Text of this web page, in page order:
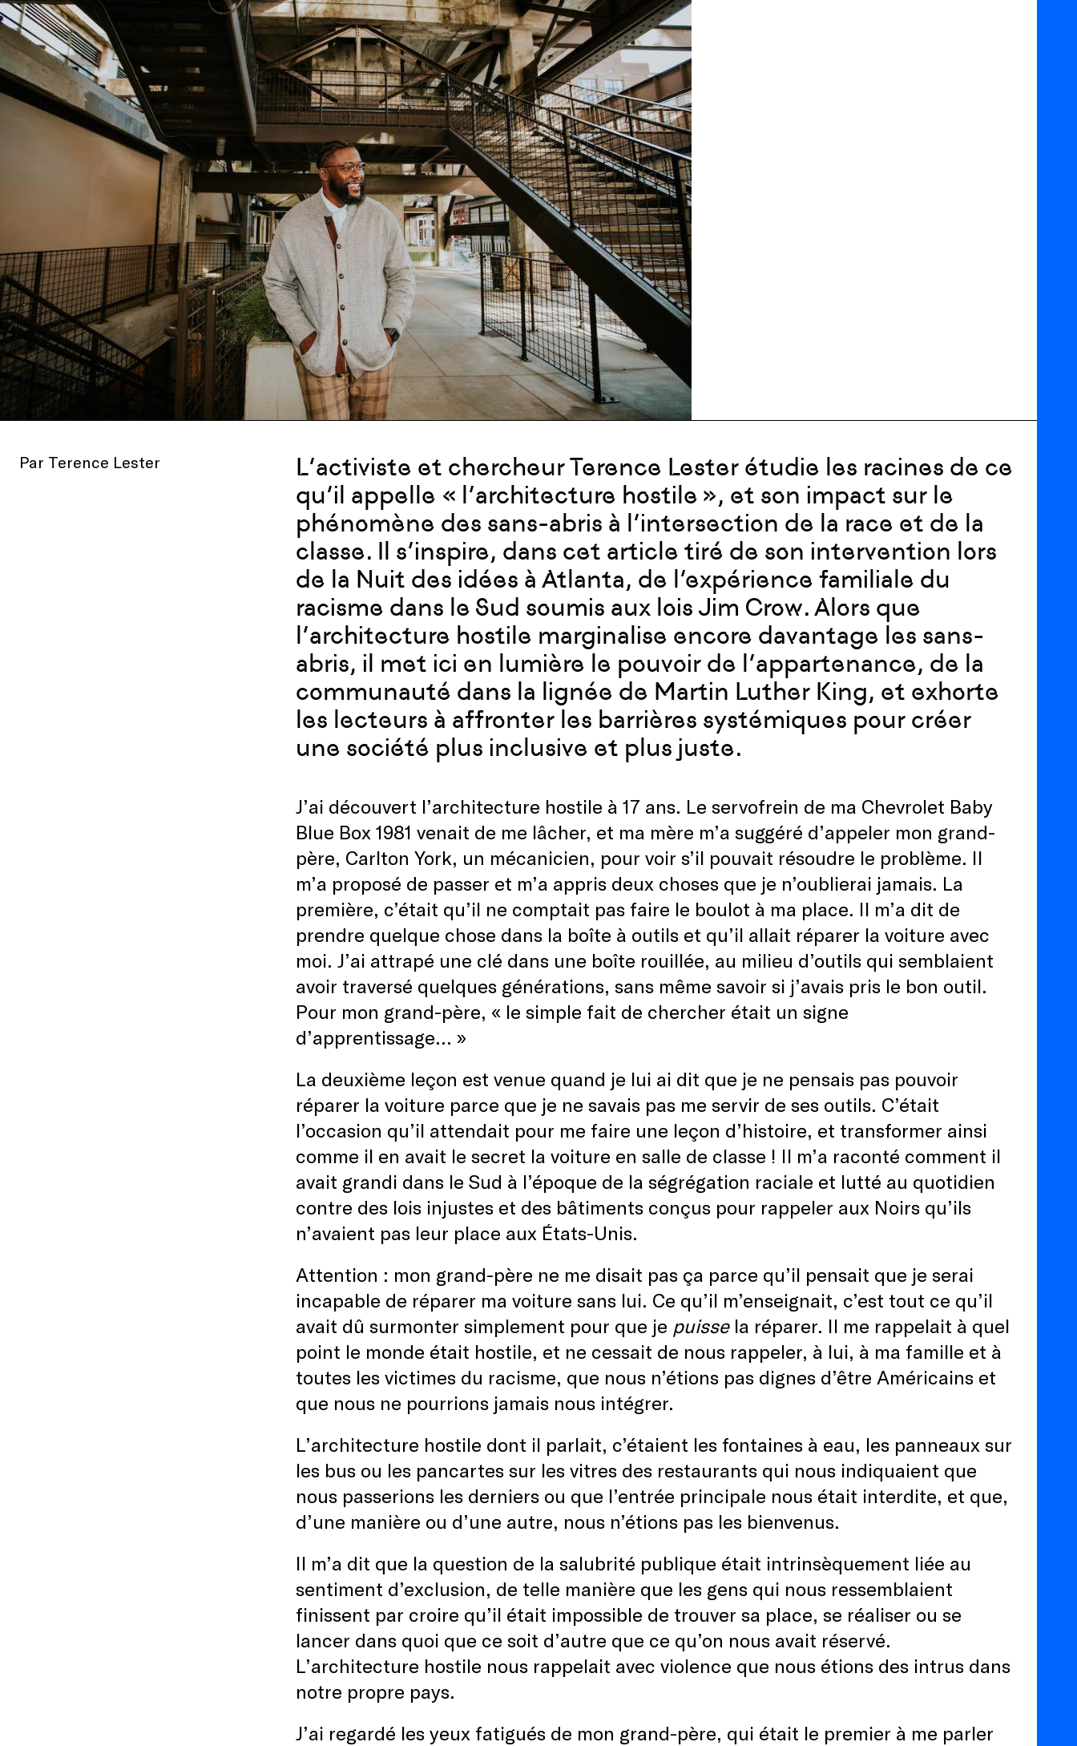
Par Terence Lester
L’activiste et chercheur Terence Lester étudie les racines de ce
qu’il appelle « l’architecture hostile », et son impact sur le
phénomène des sans-abris à l’intersection de la race et de la
classe. Il s’inspire, dans cet article tiré de son intervention lors
de la Nuit des idées à Atlanta, de l’expérience familiale du
racisme dans le Sud soumis aux lois Jim Crow. Alors que
l’architecture hostile marginalise encore davantage les sans-
abris, il met ici en lumière le pouvoir de l’appartenance, de la
communauté dans la lignée de Martin Luther King, et exhorte
les lecteurs à affronter les barrières systémiques pour créer
une société plus inclusive et plus juste.
J’ai découvert l’architecture hostile à 17 ans. Le servofrein de ma Chevrolet Baby
Blue Box 1981 venait de me lâcher, et ma mère m’a suggéré d’appeler mon grand-
père, Carlton York, un mécanicien, pour voir s’il pouvait résoudre le problème. Il
m’a proposé de passer et m’a appris deux choses que je n’oublierai jamais. La
première, c’était qu’il ne comptait pas faire le boulot à ma place. Il m’a dit de
prendre quelque chose dans la boîte à outils et qu’il allait réparer la voiture avec
moi. J’ai attrapé une clé dans une boîte rouillée, au milieu d’outils qui semblaient
avoir traversé quelques générations, sans même savoir si j’avais pris le bon outil.
Pour mon grand-père, « le simple fait de chercher était un signe
d’apprentissage… »
La deuxième leçon est venue quand je lui ai dit que je ne pensais pas pouvoir
réparer la voiture parce que je ne savais pas me servir de ses outils. C’était
l’occasion qu’il attendait pour me faire une leçon d’histoire, et transformer ainsi
comme il en avait le secret la voiture en salle de classe ! Il m’a raconté comment il
avait grandi dans le Sud à l’époque de la ségrégation raciale et lutté au quotidien
contre des lois injustes et des bâtiments conçus pour rappeler aux Noirs qu’ils
n’avaient pas leur place aux États-Unis.
Attention : mon grand-père ne me disait pas ça parce qu’il pensait que je serai
incapable de réparer ma voiture sans lui. Ce qu’il m’enseignait, c’est tout ce qu’il
avait dû surmonter simplement pour que je puissela réparer. Il me rappelait à quel
point le monde était hostile, et ne cessait de nous rappeler, à lui, à ma famille et à
toutes les victimes du racisme, que nous n’étions pas dignes d’être Américains et
que nous ne pourrions jamais nous intégrer.
L’architecture hostile dont il parlait, c’étaient les fontaines à eau, les panneaux sur
les bus ou les pancartes sur les vitres des restaurants qui nous indiquaient que
nous passerions les derniers ou que l’entrée principale nous était interdite, et que,
d’une manière ou d’une autre, nous n’étions pas les bienvenus.
Il m’a dit que la question de la salubrité publique était intrinsèquement liée au
sentiment d’exclusion, de telle manière que les gens qui nous ressemblaient
finissent par croire qu’il était impossible de trouver sa place, se réaliser ou se
lancer dans quoi que ce soit d’autre que ce qu’on nous avait réservé.
L’architecture hostile nous rappelait avec violence que nous étions des intrus dans
notre propre pays.
J’ai regardé les yeux fatigués de mon grand-père, qui était le premier à me parler